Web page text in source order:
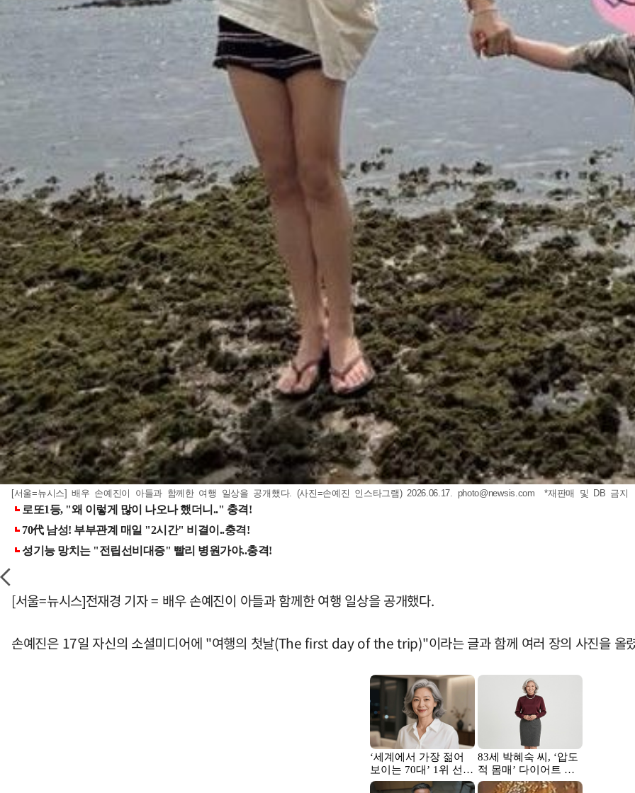
[서울=뉴시스] 배우 손예진이 아들과 함께한 여행 일상을 공개했다. (사진=손예진 인스타그램) 2026.06.17. photo@newsis.com *재판매 및 DB 금지
[서울=뉴시스]전재경 기자 = 배우 손예진이 아들과 함께한 여행 일상을 공개했다.
손예진은 17일 자신의 소셜미디어에 "여행의 첫날(The first day of the trip)"이라는 글과 함께 여러 장의 사진을 올